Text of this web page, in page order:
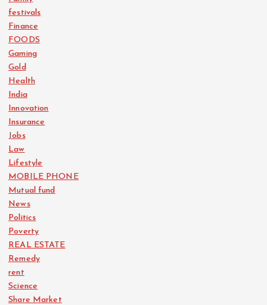
festivals
Finance
FOODS
Gaming
Gold
Health
India
Innovation
Insurance
Jobs
Law
Lifestyle
MOBILE PHONE
Mutual fund
News
Politics
Poverty
REAL ESTATE
Remedy
rent
Science
Share Market